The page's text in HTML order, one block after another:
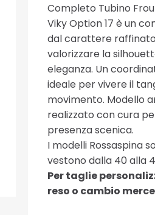
Completo Tubino
Viky Option 17 è un
dal carattere
valorizzare la
eleganza. Un
ideale per vivere il
movimento. Modello
realizzato con cura
presenza scenica.
I modelli Rossaspina
vestono dalla 40 alla
Per taglie
reso o cambio